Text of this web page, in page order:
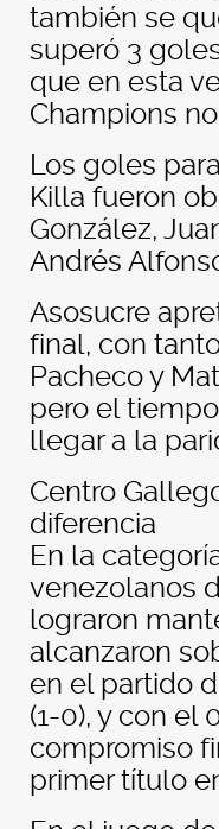
también se
superó 3
que en esta
Champions
Los goles
Killa fueron
González,
Andrés
Asosucre
final, con
Pacheco y
pero el
llegar a la
Centro
diferencia
En la
venezolanos
lograron
alcanzaron
en el partido
(1-0), y con el
compromiso
primer título